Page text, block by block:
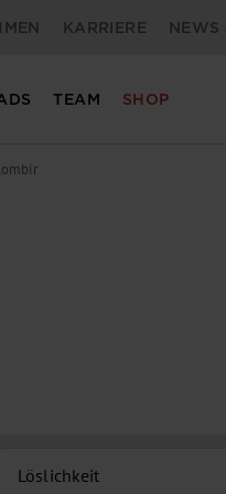
KARRIERE NEWS
TEAM SHOP
Löslichkeit